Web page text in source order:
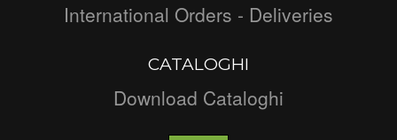
International Orders - Deliveries
CATALOGHI
Download Cataloghi